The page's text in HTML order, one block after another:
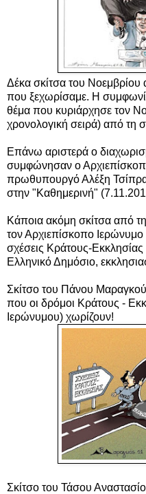
Δέκα σκίτσα του Νοεμβρίου
που ξεχωρίσαμε. Η
θέμα που κυριάρχησε τον
χρονολογική σειρά) από τη
Επάνω αριστερά ο
συμφώνησαν ο
πρωθυπουργό Αλέξη
στην "Καθημερινή"
Κάποια ακόμη σκίτσα από
τον Αρχιεπίσκοπο Ιερώνυμο
σχέσεις Κράτους-Εκκλησίας
Ελληνικό Δημόσιο,
Σκίτσο του Πάνου
που οι δρόμοι Κράτους -
Ιερώνυμου) χωρίζουν!
Σκίτσο του Τάσου